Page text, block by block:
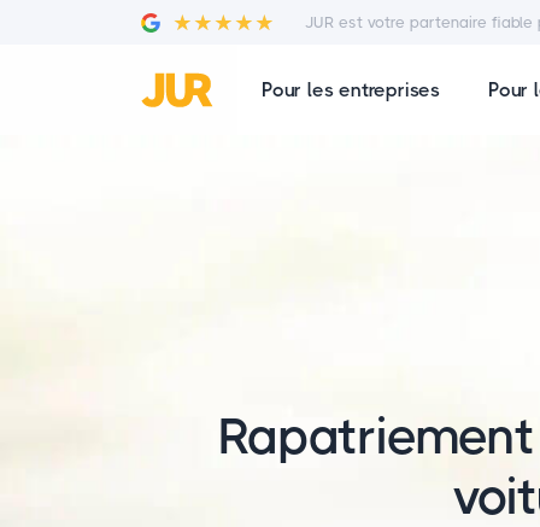
JUR est votre partenaire
Pour les entreprises Pour